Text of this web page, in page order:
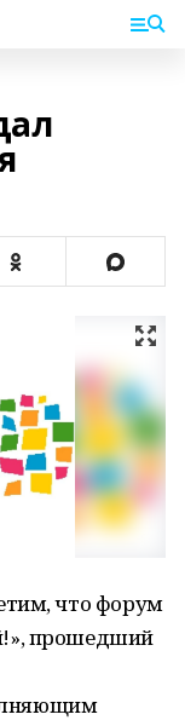
что форум
прошедший